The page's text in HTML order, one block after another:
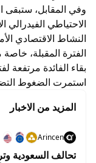
وفي المقابل،
الاحتياطي الفيدرالي
النشاط الاقتصادي
الفترة المقبلة،
بقاء الفائدة مرتفعة
استمرت الضغوط
المزيد من الاخبار
Arincen
تحالف السعودية